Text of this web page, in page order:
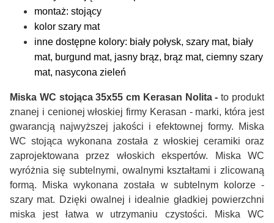
montaż: stojący
kolor szary mat
inne dostępne kolory: biały połysk, szary mat, biały
mat, burgund mat, jasny brąz, brąz mat, ciemny szary
mat, nasycona zieleń
Miska WC stojąca 35x55 cm Kerasan Nolita -to produkt
znanej i cenionej włoskiej firmy Kerasan - marki, która jest
gwarancją najwyższej jakości i efektownej formy. Miska
WC stojąca wykonana została z włoskiej ceramiki oraz
zaprojektowana przez włoskich ekspertów. Miska WC
wyróżnia się subtelnymi, owalnymi kształtami i zlicowaną
formą. Miska wykonana została w subtelnym kolorze -
szary mat. Dzięki owalnej i idealnie gładkiej powierzchni
miska jest łatwa w utrzymaniu czystości. Miska WC